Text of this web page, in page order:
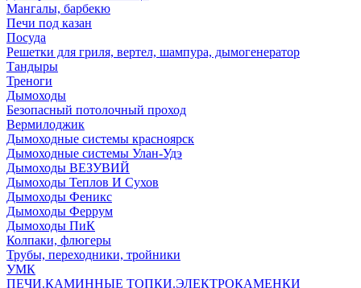
Мангалы, барбекю
Печи под казан
Посуда
Решетки для гриля, вертел, шампура, дымогенератор
Тандыры
Треноги
Дымоходы
Безопасный потолочный проход
Вермилоджик
Дымоходные системы красноярск
Дымоходные системы Улан-Удэ
Дымоходы ВЕЗУВИЙ
Дымоходы Теплов И Сухов
Дымоходы Феникс
Дымоходы Феррум
Дымоходы ПиК
Колпаки, флюгеры
Трубы, переходники, тройники
УМК
ПЕЧИ.КАМИННЫЕ ТОПКИ.ЭЛЕКТРОКАМЕНКИ